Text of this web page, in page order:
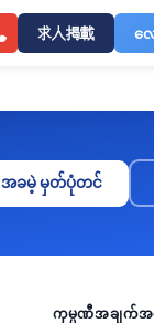
求人掲載 လ
အခမဲ့ မှတ်ပုံတင်
ကုမ္ပဏီအချက်